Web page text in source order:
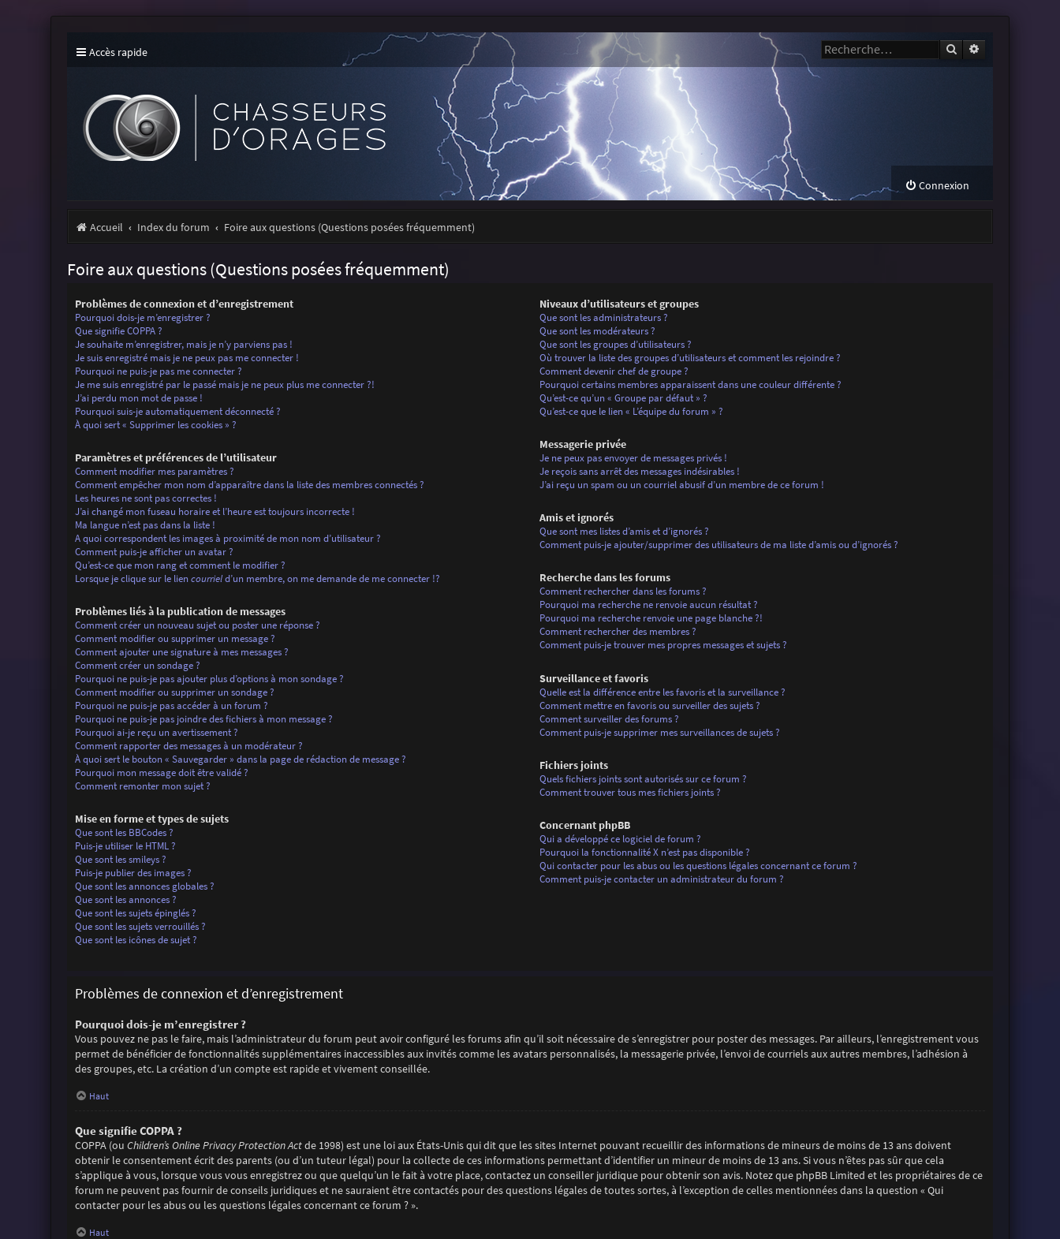
Accès rapide Rechercher
Connexion
Accueil Index du forum Foire aux questions (Questions posées fréquemment)
Foire aux questions (Questions posées fréquemment)
Problèmes de connexion et d’enregistrement
Pourquoi dois-je m’enregistrer ?
Que signifie COPPA ?
Je souhaite m’enregistrer, mais je n’y parviens pas !
Je suis enregistré mais je ne peux pas me connecter !
Pourquoi ne puis-je pas me connecter ?
Je me suis enregistré par le passé mais je ne peux plus me connecter ?!
J’ai perdu mon mot de passe !
Pourquoi suis-je automatiquement déconnecté ?
À quoi sert « Supprimer les cookies » ?
Paramètres et préférences de l’utilisateur
Comment modifier mes paramètres ?
Comment empêcher mon nom d’apparaître dans la liste des membres connectés ?
Les heures ne sont pas correctes !
J’ai changé mon fuseau horaire et l’heure est toujours incorrecte !
Ma langue n’est pas dans la liste !
A quoi correspondent les images à proximité de mon nom d’utilisateur ?
Comment puis-je afficher un avatar ?
Qu’est-ce que mon rang et comment le modifier ?
Lorsque je clique sur le liencourrield’un membre, on me demande de me connecter !?
Problèmes liés à la publication de messages
Comment créer un nouveau sujet ou poster une réponse ?
Comment modifier ou supprimer un message ?
Comment ajouter une signature à mes messages ?
Comment créer un sondage ?
Pourquoi ne puis-je pas ajouter plus d’options à mon sondage ?
Comment modifier ou supprimer un sondage ?
Pourquoi ne puis-je pas accéder à un forum ?
Pourquoi ne puis-je pas joindre des fichiers à mon message ?
Pourquoi ai-je reçu un avertissement ?
Comment rapporter des messages à un modérateur ?
À quoi sert le bouton « Sauvegarder » dans la page de rédaction de message ?
Pourquoi mon message doit être validé ?
Comment remonter mon sujet ?
Mise en forme et types de sujets
Que sont les BBCodes ?
Puis-je utiliser le HTML ?
Que sont les smileys ?
Puis-je publier des images ?
Que sont les annonces globales ?
Que sont les annonces ?
Que sont les sujets épinglés ?
Que sont les sujets verrouillés ?
Que sont les icônes de sujet ?
Niveaux d’utilisateurs et groupes
Que sont les administrateurs ?
Que sont les modérateurs ?
Que sont les groupes d’utilisateurs ?
Où trouver la liste des groupes d’utilisateurs et comment les rejoindre ?
Comment devenir chef de groupe ?
Pourquoi certains membres apparaissent dans une couleur différente ?
Qu’est-ce qu’un « Groupe par défaut » ?
Qu’est-ce que le lien « L’équipe du forum » ?
Messagerie privée
Je ne peux pas envoyer de messages privés !
Je reçois sans arrêt des messages indésirables !
J’ai reçu un spam ou un courriel abusif d’un membre de ce forum !
Amis et ignorés
Que sont mes listes d’amis et d’ignorés ?
Comment puis-je ajouter/supprimer des utilisateurs de ma liste d’amis ou d’ignorés ?
Recherche dans les forums
Comment rechercher dans les forums ?
Pourquoi ma recherche ne renvoie aucun résultat ?
Pourquoi ma recherche renvoie une page blanche ?!
Comment rechercher des membres ?
Comment puis-je trouver mes propres messages et sujets ?
Surveillance et favoris
Quelle est la différence entre les favoris et la surveillance ?
Comment mettre en favoris ou surveiller des sujets ?
Comment surveiller des forums ?
Comment puis-je supprimer mes surveillances de sujets ?
Fichiers joints
Quels fichiers joints sont autorisés sur ce forum ?
Comment trouver tous mes fichiers joints ?
Concernant phpBB
Qui a développé ce logiciel de forum ?
Pourquoi la fonctionnalité X n’est pas disponible ?
Qui contacter pour les abus ou les questions légales concernant ce forum ?
Comment puis-je contacter un administrateur du forum ?
Problèmes de connexion et d’enregistrement
Pourquoi dois-je m’enregistrer ?
Vous pouvez ne pas le faire, mais l’administrateur du forum peut avoir configuré les forums afin qu’il soit nécessaire de s’enregistrer pour poster des messages. Par ailleurs, l’enregistrement vous
permet de bénéficier de fonctionnalités supplémentaires inaccessibles aux invités comme les avatars personnalisés, la messagerie privée, l’envoi de courriels aux autres membres, l’adhésion à
des groupes, etc. La création d’un compte est rapide et vivement conseillée.
Haut
Que signifie COPPA ?
COPPA (ou Children’s Online Privacy Protection Actde 1998) est une loi aux États-Unis qui dit que les sites Internet pouvant recueillir des informations de mineurs de moins de 13 ans doivent
obtenir le consentement écrit des parents (ou d’un tuteur légal) pour la collecte de ces informations permettant d’identifier un mineur de moins de 13 ans. Si vous n’êtes pas sûr que cela
s’applique à vous, lorsque vous vous enregistrez ou que quelqu’un le fait à votre place, contactez un conseiller juridique pour obtenir son avis. Notez que phpBB Limited et les propriétaires de ce
forum ne peuvent pas fournir de conseils juridiques et ne sauraient être contactés pour des questions légales de toutes sortes, à l’exception de celles mentionnées dans la question « Qui
contacter pour les abus ou les questions légales concernant ce forum ? ».
Haut